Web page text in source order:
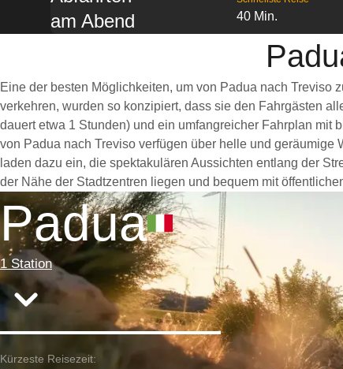
am Abend
40 Min.
Eine der besten Möglichkeiten, um von Padua nach
verkehren, wurden so konzipiert, dass sie den Fahrgästen
dauert etwa 1 Stunden) und ein umfangreicher Fahrplan mit
von Padua nach Treviso verfügen über helle und
laden dazu ein, die spektakulären Aussichten entlang der
der Nähe der Stadtzentren liegen und bequem mit
Padua
1 Station
Kürzeste Reisezeit: